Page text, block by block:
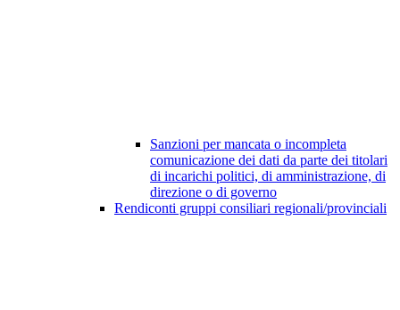
Sanzioni per mancata o incompleta
comunicazione dei dati da parte dei titolari
di incarichi politici, di amministrazione, di
direzione o di governo
Rendiconti gruppi consiliari regionali/provinciali